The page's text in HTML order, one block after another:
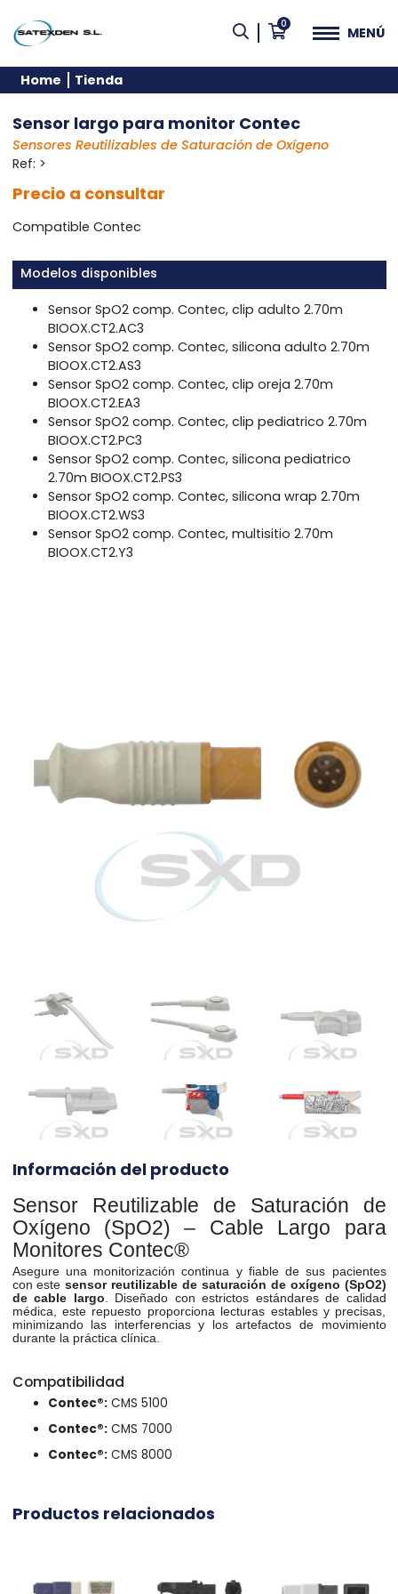
0
MENÚ
Home Tienda
Sensor largo para monitor Contec
Sensores Reutilizables de Saturación de Oxígeno
Ref: >
Precio a consultar
Compatible Contec
Modelos disponibles
Sensor SpO2 comp. Contec, clip adulto 2.70m
BIOOX.CT2.AC3
Sensor SpO2 comp. Contec, silicona adulto 2.70m
BIOOX.CT2.AS3
Sensor SpO2 comp. Contec, clip oreja 2.70m
BIOOX.CT2.EA3
Sensor SpO2 comp. Contec, clip pediatrico 2.70m
BIOOX.CT2.PC3
Sensor SpO2 comp. Contec, silicona pediatrico
2.70m BIOOX.CT2.PS3
Sensor SpO2 comp. Contec, silicona wrap 2.70m
BIOOX.CT2.WS3
Sensor SpO2 comp. Contec, multisitio 2.70m
BIOOX.CT2.Y3
Información del producto
Sensor Reutilizable de Saturación de
Oxígeno (SpO2) – Cable Largo para
Monitores Contec®
Asegure una monitorización continua y fiable de sus pacientes
con estesensor reutilizable de saturación de oxígeno (SpO2)
de cable largo. Diseñado con estrictos estándares de calidad
médica, este repuesto proporciona lecturas estables y precisas,
minimizando las interferencias y los artefactos de movimiento
durante la práctica clínica.
Compatibilidad
Contec®:CMS 5100
Contec®:CMS 7000
Contec®:CMS 8000
Productos relacionados